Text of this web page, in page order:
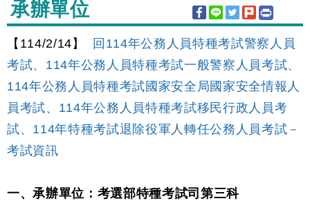
承辦單位
【114/2/14】
回114年公務人員特種考試警察人員
考試、114年公務人員特種考試一般警察人員考試、
114年公務人員特種考試國家安全局國家安全情報人
員考試、114年公務人員特種考試移民行政人員考
試、114年特種考試退除役軍人轉任公務人員考試－
考試資訊
一、承辦單位：考選部特種考試司第三科